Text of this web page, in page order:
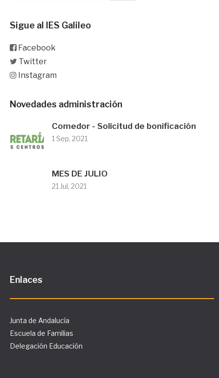
Sigue al IES Galileo
Facebook
Twitter
Instagram
Novedades administración
Comedor - Solicitud de bonificación
1 Sep, 2021
MES DE JULIO
21 Jul, 2021
Enlaces
Junta de Andalucía
Escuela de Familias
Delegación Educación